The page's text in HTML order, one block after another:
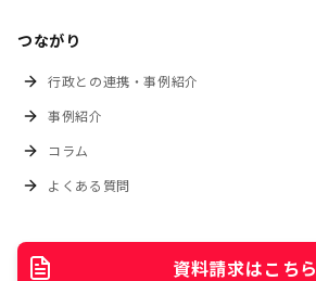
つながり
行政との連携・事例紹介
事例紹介
コラム
よくある質問
資料請求はこちら